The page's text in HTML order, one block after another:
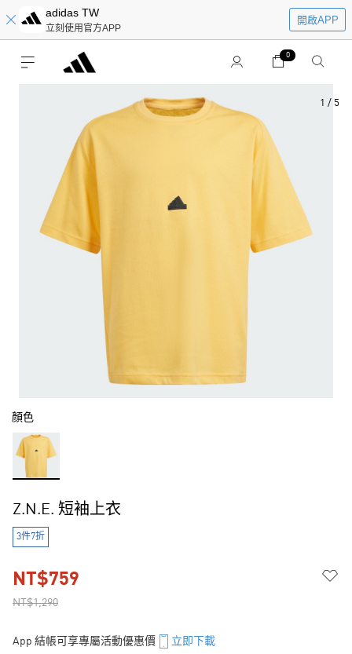
adidas TW
立刻使用官方APP
開啟APP
0
1 / 5
顏色
Z.N.E. 短袖上衣
3件7折
NT$1,290
NT$759
App 結帳可享專屬活動優惠價 立即下載